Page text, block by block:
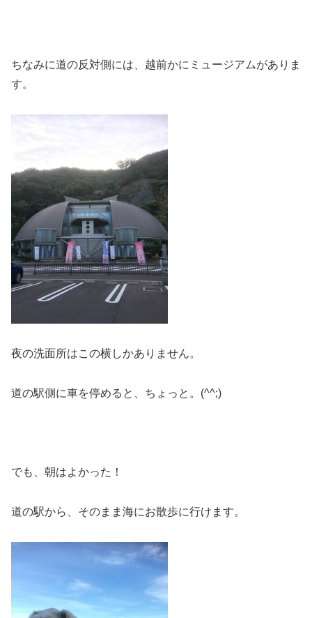
ちなみに道の反対側には、越前かにミュージアムがありま
す。
夜の洗面所はこの横しかありません。
道の駅側に車を停めると、ちょっと。(^^;)
でも、朝はよかった！
道の駅から、そのまま海にお散歩に行けます。